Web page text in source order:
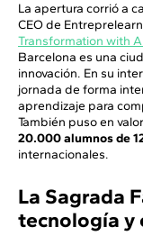
La apertura corrió a
CEO de
Transformation with
Barcelona es una
innovación. En su
jornada de forma
aprendizaje para
También puso en
20.000 alumnos de
internacionales.
La Sagrada
tecnología y